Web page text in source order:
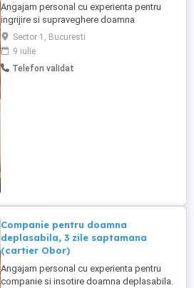
Angajam personal cu experienta pentru
ingrijire si supraveghere doamna
deplasabila. Atributii: ingrijire si companie,
administrare tratament, cumparaturi,
menaj de intretinere. Locatie: Bucuresti,
sector 1, Zona Primaverii Program de
Sector 1, Bucuresti
9 iulie
Telefon validat
Companie pentru doamna
deplasabila, 3 zile saptamana
(cartier Obor)
Angajam personal cu experienta pentru
companie si insotire doamna deplasabila.